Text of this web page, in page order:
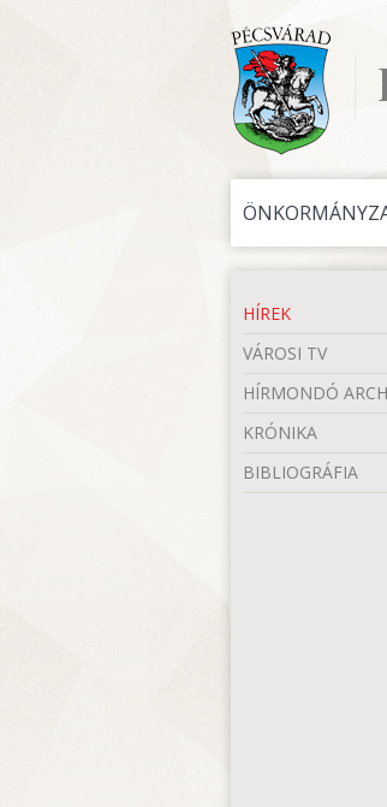
HÍREK
VÁROSI TV
HÍRMONDÓ
KRÓNIKA
BIBLIOGRÁFIA